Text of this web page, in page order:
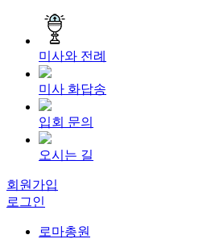
미사와 전례
미사 화답송
입회 문의
오시는 길
회원가입
로그인
로마총원